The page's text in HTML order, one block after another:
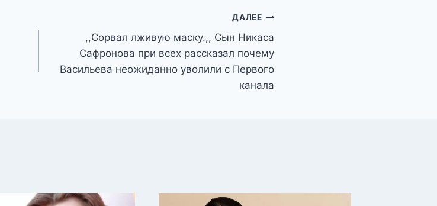
ДАЛЕЕ
,,Сорвал лживую маску.,, Сын Никаса
Сафронова при всех рассказал почему
Васильева неожиданно уволили с Первого
канала